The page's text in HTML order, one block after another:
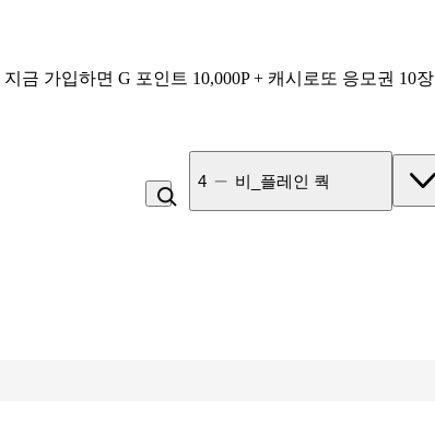
지금 가입하면 G 포인트 10,000P + 캐시로또 응모권 10장
4 비_플레인 쿽